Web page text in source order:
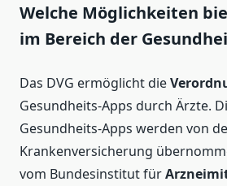
Welche Möglichkeiten
im Bereich der
Das DVG ermöglicht die
Gesundheits-Apps durch Ärzte.
Gesundheits-Apps werden von
Krankenversicherung
vom Bundesinstitut für